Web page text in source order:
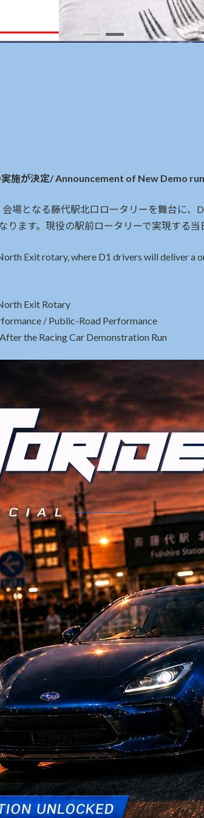
施が決定/ Announcement of New Demo
場となる藤代駅北口ロータリーを舞台に
ます。現役の駅前ロータリーで実現する当
Exit rotary, where D1 drivers will deliver a
Exit Rotary
/ Public-Road Performance
the Racing Car Demonstration Run